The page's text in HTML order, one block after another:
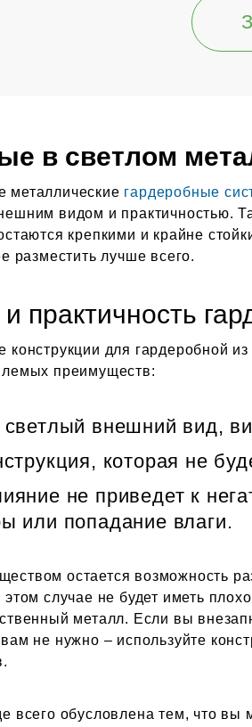
в светлом
гардеробные
видом и практичностью.
крепкими и крайне
разместить лучше всего.
практичность
конструкции для гардеробной
преимуществ:
светлый внешний вид,
которая не
не приведет к
или попадание влаги.
остается возможность
случае не будет иметь
металл. Если вы
не нужно – используйте
всего обусловлена тем, что вы